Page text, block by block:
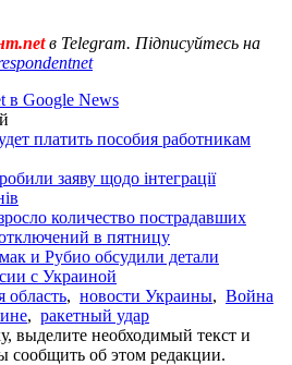
в Telegram. Підписуйтесь на
в Google News
платить пособия работникам
заяву щодо інтеграції
количество пострадавших
в пятницу
и Рубио обсудили детали
с Украиной
область, новости Украины, Война
, ракетный удар
выделите необходимый текст и
сообщить об этом редакции.